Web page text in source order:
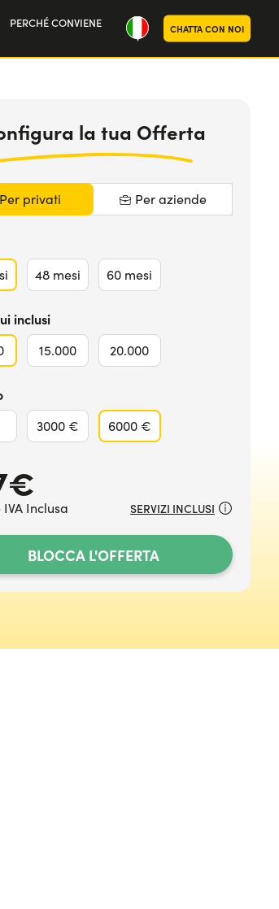
PERCHÉ CONVIENE CHATTA CON NOI
la tua Offerta
Per privati Per aziende
48 mesi 60 mesi
inclusi
15.000 20.000
3000 € 6000 €
€
Inclusa
BLOCCA L'OFFERTA
SERVIZI INCLUSI